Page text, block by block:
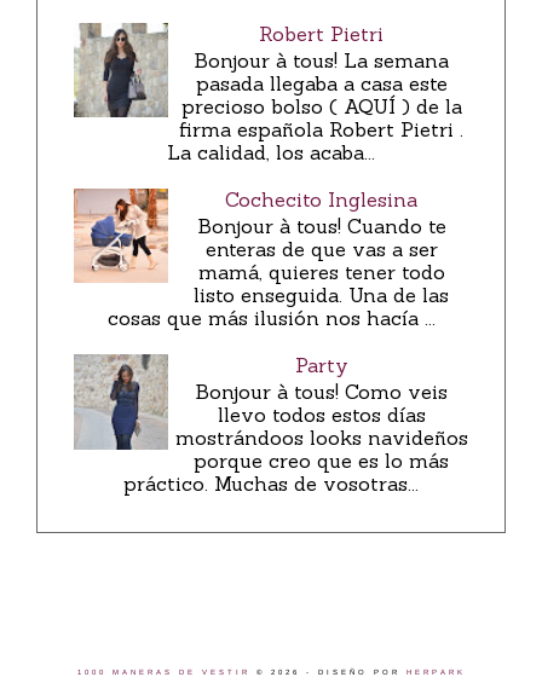
Robert Pietri
Bonjour à tous! La semana
pasada llegaba a casa este
precioso bolso ( AQUÍ ) de la
firma española Robert Pietri .
La calidad, los acaba...
Cochecito Inglesina
Bonjour à tous! Cuando te
enteras de que vas a ser
mamá, quieres tener todo
listo enseguida. Una de las
cosas que más ilusión nos hacía ...
Party
Bonjour à tous! Como veis
llevo todos estos días
mostrándoos looks navideños
porque creo que es lo más
práctico. Muchas de vosotras...
1000 MANERAS DE VESTIR © 2026 - DISEÑO POR HERPARK